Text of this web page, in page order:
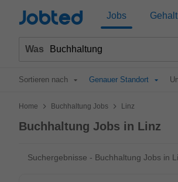
Jobted Jobs Gehalt
Was
Sortieren nach Genauer Standort
Home > Buchhaltung Jobs > Linz
Buchhaltung Jobs in Linz
Suchergebnisse - Buchhaltung Jobs in